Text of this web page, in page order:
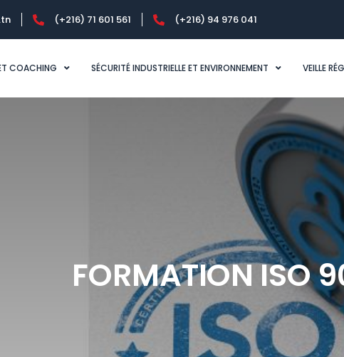
(+216) 71 601 561 (+216) 94 976 041
COACHING SÉCURITÉ INDUSTRIELLE ET ENVIRONNEMENT VEILLE
FORMATION ISO